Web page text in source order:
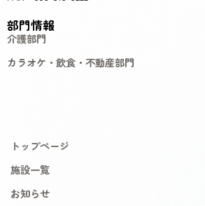
部門情報
介護部門
カラオケ・飲食・不動産部門
トップページ
施設一覧
お知らせ